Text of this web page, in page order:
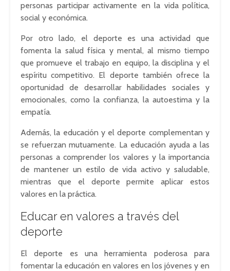
personas participar activamente en la vida política,
social y económica.
Por otro lado, el deporte es una actividad que
fomenta la salud física y mental, al mismo tiempo
que promueve el trabajo en equipo, la disciplina y el
espíritu competitivo. El deporte también ofrece la
oportunidad de desarrollar habilidades sociales y
emocionales, como la confianza, la autoestima y la
empatía.
Además, la educación y el deporte complementan y
se refuerzan mutuamente. La educación ayuda a las
personas a comprender los valores y la importancia
de mantener un estilo de vida activo y saludable,
mientras que el deporte permite aplicar estos
valores en la práctica.
Educar en valores a través del
deporte
El deporte es una herramienta poderosa para
fomentar la educación en valores en los jóvenes y en